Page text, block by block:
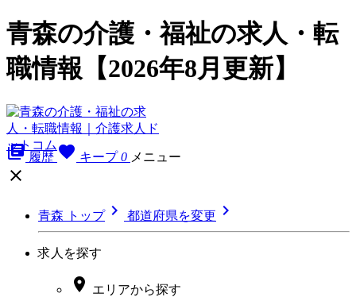
青森の介護・福祉の求人・転
職情報【2026年8月更新】
library_books 履歴 favorite キープ 0 メニュー

青森 トップ 都道府県を変更 
求人を探す
 エリアから探す